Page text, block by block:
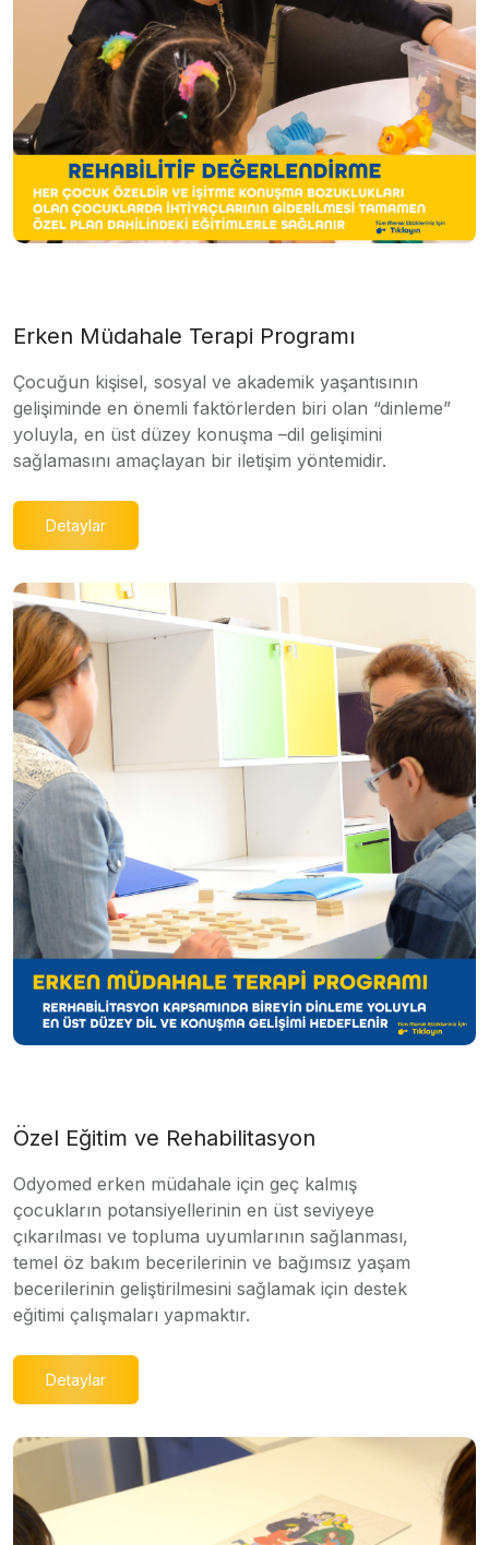
Erken Müdahale Terapi Programı
Çocuğun kişisel, sosyal ve akademik yaşantısının
gelişiminde en önemli faktörlerden biri olan “dinleme”
yoluyla, en üst düzey konuşma –dil gelişimini
sağlamasını amaçlayan bir iletişim yöntemidir.
Detaylar
Özel Eğitim ve Rehabilitasyon
Odyomed erken müdahale için geç kalmış
çocukların potansiyellerinin en üst seviyeye
çıkarılması ve topluma uyumlarının sağlanması,
temel öz bakım becerilerinin ve bağımsız yaşam
becerilerinin geliştirilmesini sağlamak için destek
eğitimi çalışmaları yapmaktır.
Detaylar